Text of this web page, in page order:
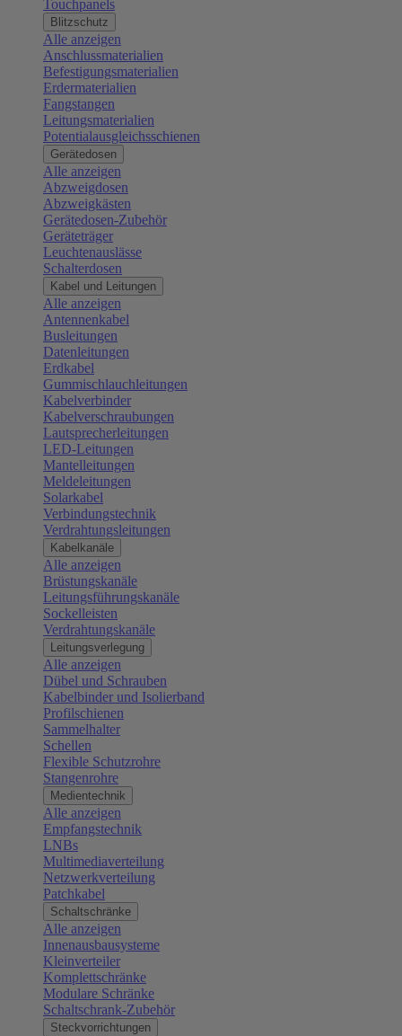
Touchpanels
Blitzschutz
Alle anzeigen
Anschlussmaterialien
Befestigungsmaterialien
Erdermaterialien
Fangstangen
Leitungsmaterialien
Potentialausgleichsschienen
Gerätedosen
Alle anzeigen
Abzweigdosen
Abzweigkästen
Gerätedosen-Zubehör
Geräteträger
Leuchtenauslässe
Schalterdosen
Kabel und Leitungen
Alle anzeigen
Antennenkabel
Busleitungen
Datenleitungen
Erdkabel
Gummischlauchleitungen
Kabelverbinder
Kabelverschraubungen
Lautsprecherleitungen
LED-Leitungen
Mantelleitungen
Meldeleitungen
Solarkabel
Verbindungstechnik
Verdrahtungsleitungen
Kabelkanäle
Alle anzeigen
Brüstungskanäle
Leitungsführungskanäle
Sockelleisten
Verdrahtungskanäle
Leitungsverlegung
Alle anzeigen
Dübel und Schrauben
Kabelbinder und Isolierband
Profilschienen
Sammelhalter
Schellen
Flexible Schutzrohre
Stangenrohre
Medientechnik
Alle anzeigen
Empfangstechnik
LNBs
Multimediaverteilung
Netzwerkverteilung
Patchkabel
Schaltschränke
Alle anzeigen
Innenausbausysteme
Kleinverteiler
Komplettschränke
Modulare Schränke
Schaltschrank-Zubehör
Steckvorrichtungen